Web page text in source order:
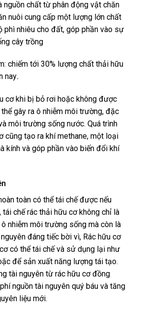
nguồn chất từ phân động vật chăn
nuôi cung cấp một lượng lớn chất
phì nhiêu cho đất, góp phần vào sự
cây trồng
chiếm tới 30% lượng chất thải hữu
nay.
cơ khi bị bỏ rơi hoặc không được
gây ra ô nhiễm môi trường, đặc
môi trường sống nước. Quá trình
cũng tạo ra khí methane, một loại
kính và góp phần vào biến đổi khí
toàn có thể tái chế được nếu
chế rác thải hữu cơ không chỉ là
nhiễm môi trường sống mà còn là
đáng tiếc bời vì, Rác hữu cơ
có thể tái chế và sử dụng lại như
để sản xuất năng lượng tái tạo.
tài nguyên từ rác hữu cơ đồng
nguồn tài nguyên quý báu và tăng
liệu mới.